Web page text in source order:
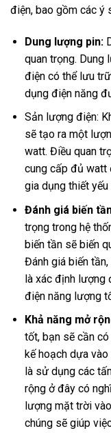
điện, bao gồm các ý
Dung lượng pin:
quan trọng. Dung
điện có thể lưu
dụng điện năng
Sản lượng điện:
sẽ tạo ra một
watt. Điều quan
cung cấp đủ watt
gia dụng thiết
Đánh giá biến
trọng trong hệ
biến tần sẽ biến
Đánh giá biến
là xác định lượng
điện năng lượng
Khả năng mở
tốt, bạn sẽ cần
kế hoạch dựa
là sử dụng các
rộng ở đây có
lượng mặt trời
chúng sẽ giúp